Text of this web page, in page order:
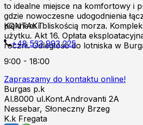
to idealne miejsce na komfortowy i
gdzie nowoczesne udogodnienia
pięknem i bliskością morza.
użytku. Akt 16. Opłata
roczni. Odległość do lotniska w
KONTAKT
+48 533 993 225
9:00 - 18:00
Zapraszamy do kontaktu online!
Burgas p.k
Al.8000 ul.Kont.Androvanti 2A
Nessebar, Słoneczny Brzeg
K.k Fregata